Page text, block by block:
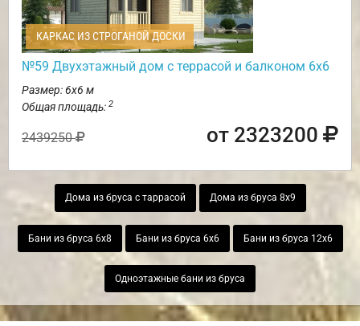
КАРКАС ИЗ СТРОГАНОЙ ДОСКИ
№59 Двухэтажный дом с террасой и балконом 6х6
Размер: 6х6 м
Общая площадь: 2
2439250 от 2323200
Дома из бруса с таррасой Дома из бруса 8х9
Бани из бруса 6х8 Бани из бруса 6х6 Бани из бруса 12х6
Одноэтажные бани из бруса